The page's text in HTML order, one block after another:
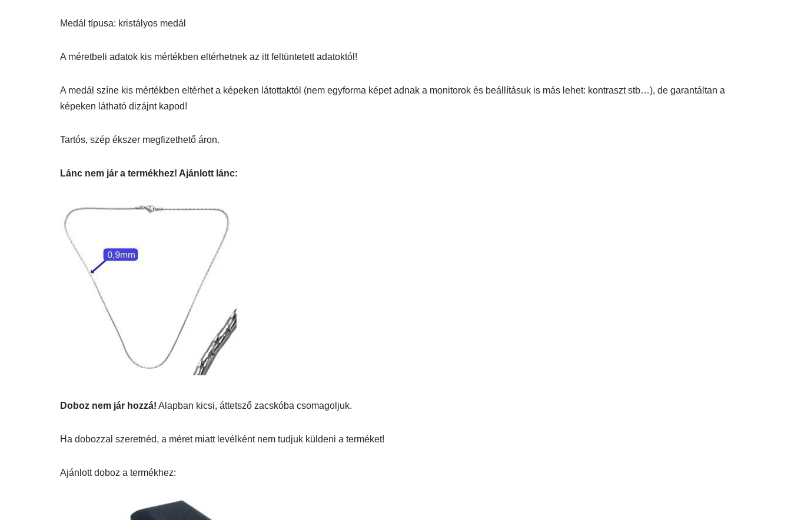
Medál típusa: kristályos medál
A méretbeli adatok kis mértékben eltérhetnek az itt feltüntetett adatoktól!
A medál színe kis mértékben eltérhet a képeken látottaktól (nem egyforma képet adnak a monitorok és beállításuk is más lehet: kontraszt stb…), de garantáltan a
képeken látható dizájnt kapod!
Tartós, szép ékszer megfizethető áron.
Lánc nem jár a termékhez! Ajánlott lánc:
Doboz nem jár hozzá! Alapban kicsi, áttetsző zacskóba csomagoljuk.
Ha dobozzal szeretnéd, a méret miatt levélként nem tudjuk küldeni a terméket!
Ajánlott doboz a termékhez: